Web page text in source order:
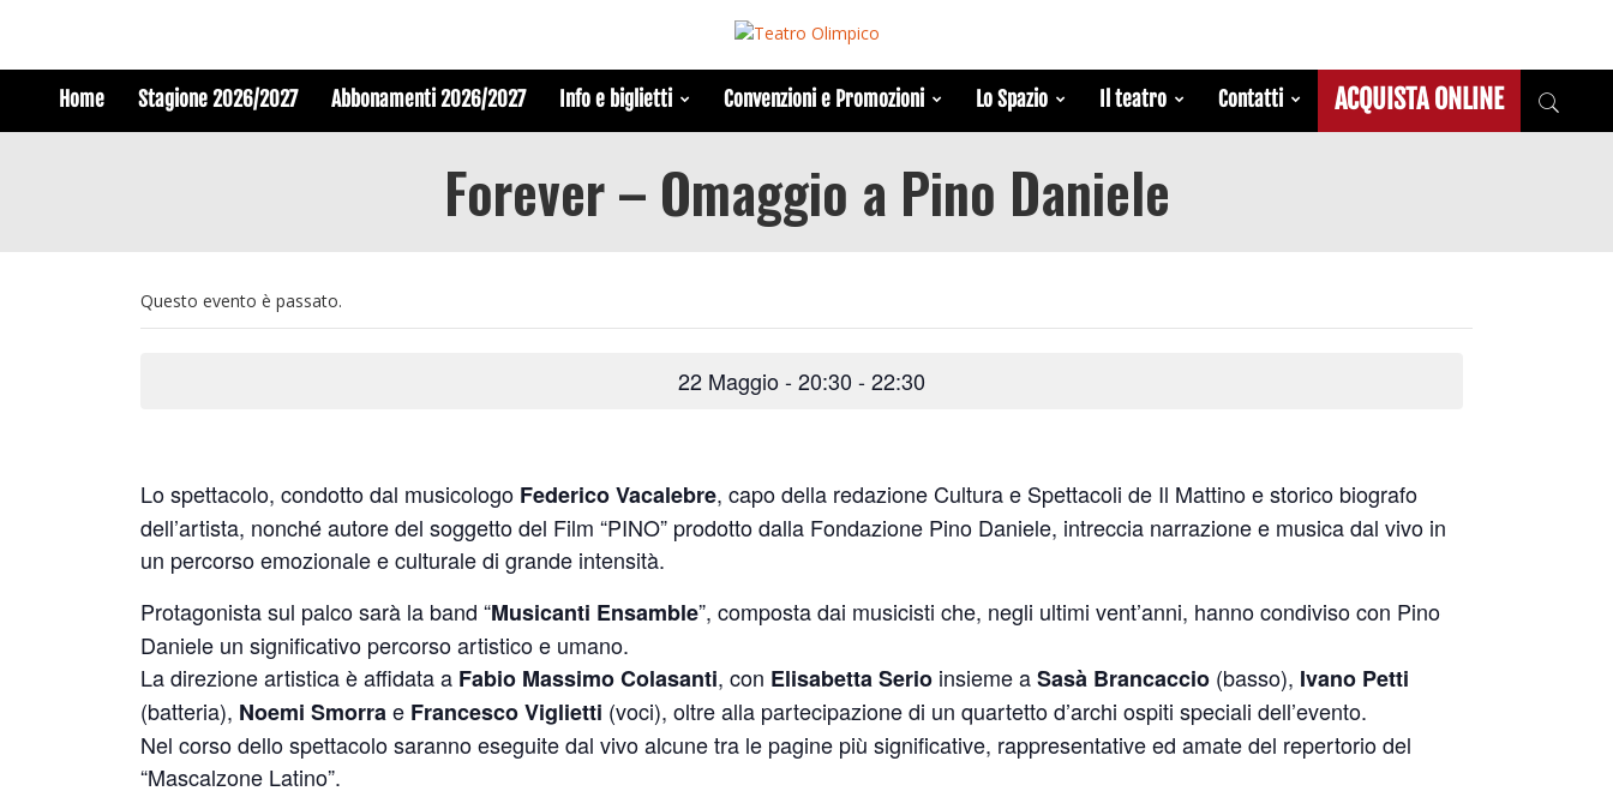
Home Stagione 2026/2027 Abbonamenti 2026/2027 Info e biglietti Convenzioni e Promozioni Lo Spazio Il teatro Contatti ACQUISTA ONLINE
Forever – Omaggio a Pino Daniele
Questo evento è passato.
22 Maggio - 20:30 -22:30
Lo spettacolo, condotto dal musicologo Federico Vacalebre, capo della redazione Cultura e Spettacoli de Il Mattino e storico biografo
dell’artista, nonché autore del soggetto del Film “PINO” prodotto dalla Fondazione Pino Daniele, intreccia narrazione e musica dal vivo in
un percorso emozionale e culturale di grande intensità.
Protagonista sul palco sarà la band “Musicanti Ensamble”, composta dai musicisti che, negli ultimi vent’anni, hanno condiviso con Pino
Daniele un significativo percorso artistico e umano.
La direzione artistica è affidata a Fabio Massimo Colasanti, con Elisabetta Serio insieme aSasà Brancaccio (basso), Ivano Petti
(batteria), Noemi Smorrae Francesco Viglietti (voci), oltre alla partecipazione di un quartetto d’archi ospiti speciali dell’evento.
Nel corso dello spettacolo saranno eseguite dal vivo alcune tra le pagine più significative, rappresentative ed amate del repertorio del
“Mascalzone Latino”.